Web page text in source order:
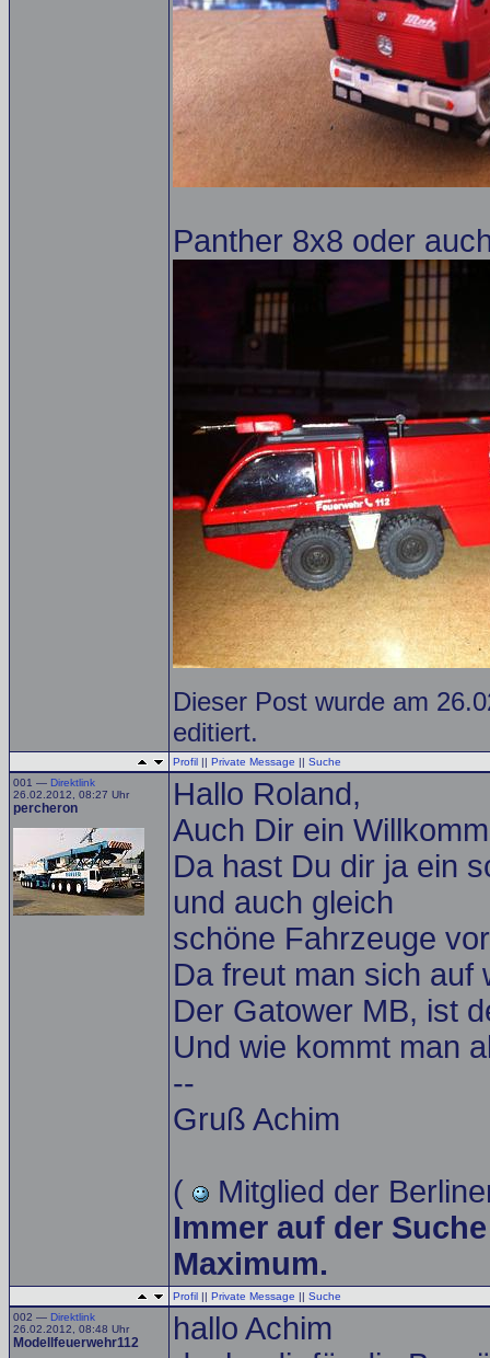
Panther 8x8 oder
Dieser Post wurde am
editiert.
Profil || Private Message || Suche
001 — Direktlink
26.02.2012, 08:27 Uhr
percheron
Hallo Roland,
Auch Dir ein
Da hast Du dir ja ein
und auch gleich
schöne Fahrzeuge
Da freut man sich auf
Der Gatower MB, ist
Und wie kommt man
--
Gruß Achim
(
Mitglied der
Immer auf der
Maximum.
Profil || Private Message || Suche
002 — Direktlink
26.02.2012, 08:48 Uhr
Modellfeuerwehr112
hallo Achim